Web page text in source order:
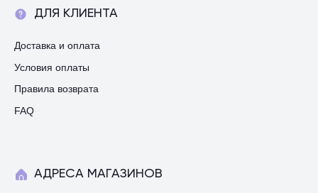
Доставка и оплата
Условия оплаты
ДЛЯ КЛИЕНТА
FAQ
АДРЕСА МАГАЗИНОВ
Правила возврата